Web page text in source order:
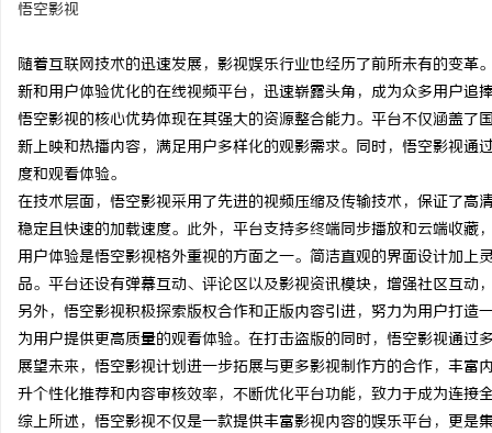
悟空影视
随着互联网技术的迅速发展，影视娱乐行业也经历了前所未有的变
新和用户体验优化的在线视频平台，迅速崭露头角，成为众多用户追
悟空影视的核心优势体现在其强大的资源整合能力。平台不仅涵盖
新上映和热播内容，满足用户多样化的观影需求。同时，悟空影视
度和观看体验。
在技术层面，悟空影视采用了先进的视频压缩及传输技术，保证了
稳定且快速的加载速度。此外，平台支持多终端同步播放和云端收藏
用户体验是悟空影视格外重视的方面之一。简洁直观的界面设计加
品。平台还设有弹幕互动、评论区以及影视资讯模块，增强社区互动
另外，悟空影视积极探索版权合作和正版内容引进，努力为用户打
为用户提供更高质量的观看体验。在打击盗版的同时，悟空影视通过
展望未来，悟空影视计划进一步拓展与更多影视制作方的合作，丰
升个性化推荐和内容审核效率，不断优化平台功能，致力于成为连接
综上所述，悟空影视不仅是一款提供丰富影视内容的娱乐平台，更